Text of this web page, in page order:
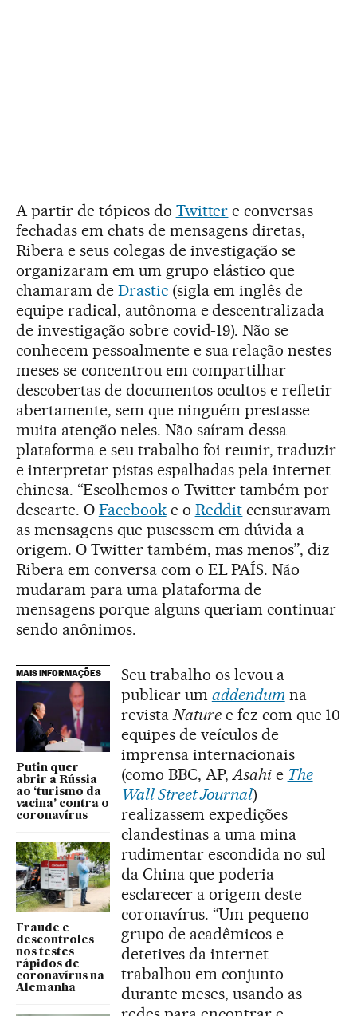
A partir de tópicos do Twitter e conversas
fechadas em chats de mensagens diretas,
Ribera e seus colegas de investigação se
organizaram em um grupo elástico que
chamaram de Drastic(sigla em inglês de
equipe radical, autônoma e descentralizada
de investigação sobre covid-19). Não se
conhecem pessoalmente e sua relação nestes
meses se concentrou em compartilhar
descobertas de documentos ocultos e refletir
abertamente, sem que ninguém prestasse
muita atenção neles. Não saíram dessa
plataforma e seu trabalho foi reunir, traduzir
e interpretar pistas espalhadas pela internet
chinesa. “Escolhemos o Twitter também por
descarte. O Facebooke o Reddit censuravam
as mensagens que pusessem em dúvida a
origem. O Twitter também, mas menos”, diz
Ribera em conversa com o EL PAÍS. Não
mudaram para uma plataforma de
mensagens porque alguns queriam continuar
sendo anônimos.
MAIS INFORMAÇÕES
Putin quer
abrir a Rússia
ao ‘turismo da
vacina’ contra o
coronavírus
Fraude e
descontroles
nos testes
rápidos de
coronavírus na
Alemanha
Seu trabalho os levou a
publicar um addendumna
revistaNaturee fez com que 10
equipes de veículos de
imprensa internacionais
(como BBC, AP,Asahie The
Wall Street Journal)
realizassem expedições
clandestinas a uma mina
rudimentar escondida no sul
da China que poderia
esclarecer a origem deste
coronavírus. “Um pequeno
grupo de acadêmicos e
detetives da internet
trabalhou em conjunto
durante meses, usando as